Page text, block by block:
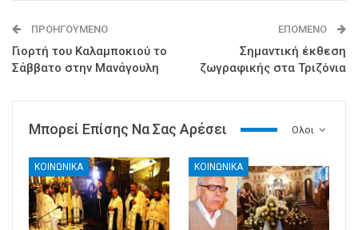
ΠΡΟΗΓΟΎΜΕΝΟ
Γιορτή του Καλαμποκιού το
Σάββατο στην Μανάγουλη
ΕΠΌΜΕΝΟ
Σημαντική έκθεση
ζωγραφικής στα Τριζόνια
Ολοι
Μπορεί Επίσης Να Σας Αρέσει
ΚΟΙΝΩΝΙΚΑ ΚΟΙΝΩΝΙΚΑ